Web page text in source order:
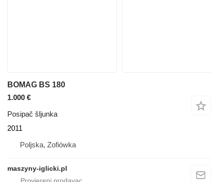
BOMAG BS 180
1.000 €
Posipač šljunka
2011
Poljska, Zofiówka
maszyny-iglicki.pl